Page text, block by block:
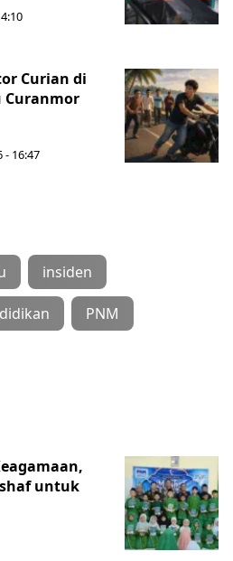
Curian di
Curanmor
- 16:47
insiden
PNM
untuk